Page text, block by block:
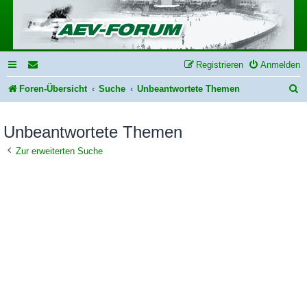
Anmelden
Registrieren
Foren-Übersicht Suche Unbeantwortete Themen
Unbeantwortete Themen
Zur erweiterten Suche